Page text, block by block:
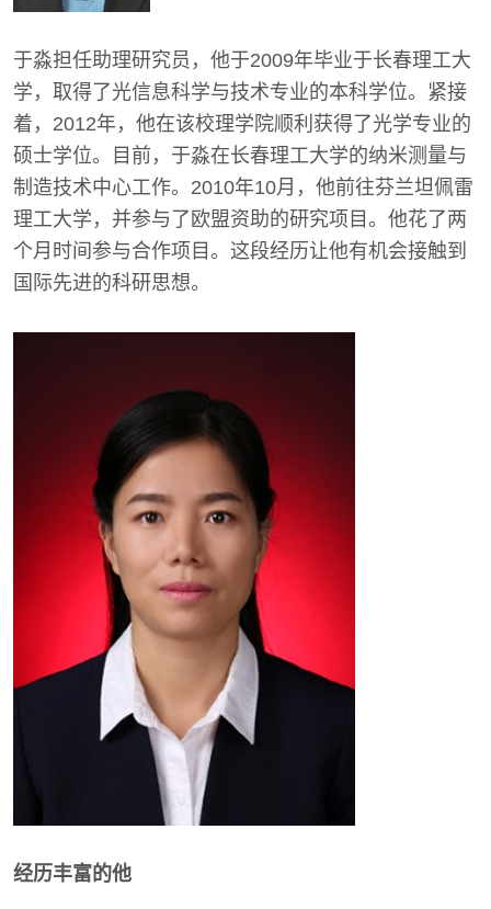
于淼担任助理研究员，他于2009年毕业于长春理工大
学，取得了光信息科学与技术专业的本科学位。紧接
着，2012年，他在该校理学院顺利获得了光学专业的
硕士学位。目前，于淼在长春理工大学的纳米测量与
制造技术中心工作。2010年10月，他前往芬兰坦佩雷
理工大学，并参与了欧盟资助的研究项目。他花了两
个月时间参与合作项目。这段经历让他有机会接触到
国际先进的科研思想。
经历丰富的他